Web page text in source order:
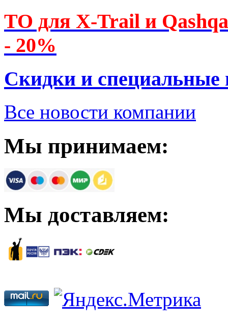
ТО для X-Trail и
- 20%
Скидки и специальные
Все новости компании
Мы принимаем:
Мы доставляем: